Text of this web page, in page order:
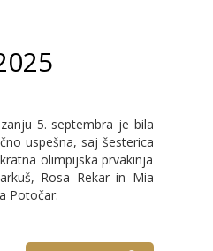
5. septembra je bila
uspešna, saj šesterica
olimpijska prvakinja
Rosa Rekar in Mia
Potočar.